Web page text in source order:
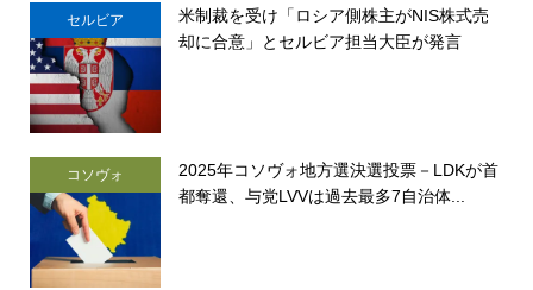
セルビア
米制裁を受け「ロシア側株主がNIS株式売
却に合意」とセルビア担当大臣が発言
コソヴォ
2025年コソヴォ地方選決選投票－LDKが首
都奪還、与党LVVは過去最多7自治体...